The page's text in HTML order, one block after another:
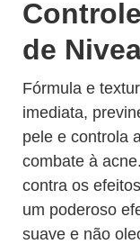
de
Fórmula e
imediata,
pele e controla
combate à
contra os
um poderoso
suave e não